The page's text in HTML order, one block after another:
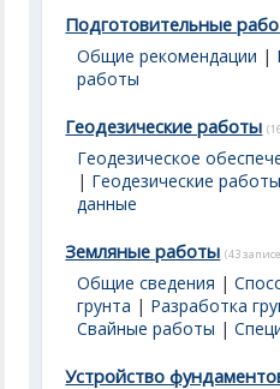
Подготовительные
Общие рекомендации |
работы
Геодезические работы
Геодезическое
| Геодезические работы
данные
Земляные работы (43
Общие сведения |
грунта | Разработка
Свайные работы |
Устройство